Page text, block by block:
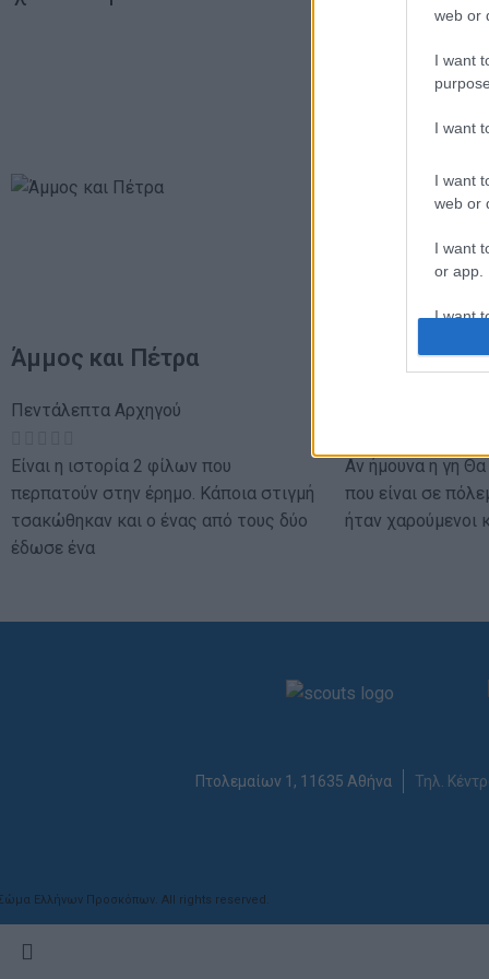
web or
I want
I want
I want
web or
I want
or app.
I want
I want
Άμμος και Πέτρα
Πεντάλεπτα Αρχηγού
Είναι η ιστορία 2 φίλων που
περπατούν στην έρημο. Κάποια στιγμή
τσακώθηκαν και ο ένας από τους δύο
έδωσε ένα
Αν ήμουνα η
Αν ήμουνα η γη
που είναι σε
ήταν χαρούμενοι
Πτολεμαίων 1, 11635 Αθήνα Τηλ.
Ελλήνων Προσκόπων. All rights reserved.